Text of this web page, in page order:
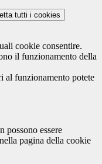
tutti i cookies
cookie consentire.
il funzionamento della
al funzionamento potete
possono essere
pagina della cookie